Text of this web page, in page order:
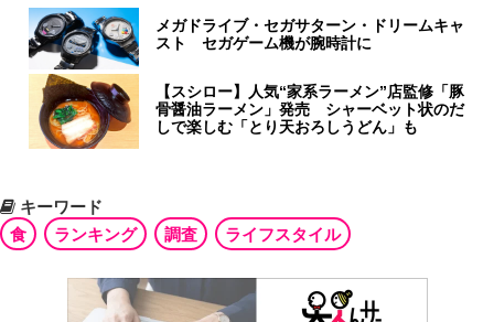
メガドライブ・セガサターン・ドリームキャ
スト セガゲーム機が腕時計に
【スシロー】人気“家系ラーメン”店監修「豚
骨醤油ラーメン」発売 シャーベット状のだ
しで楽しむ「とり天おろしうどん」も
キーワード
食
ランキング 調査 ライフスタイル